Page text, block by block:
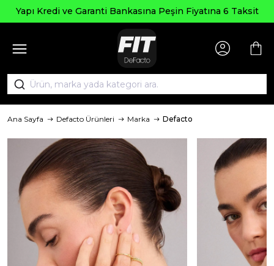
Yapı Kredi ve Garanti Bankasına Peşin Fiyatına 6 Taksit
Ana Sayfa Defacto Ürünleri Marka Defacto